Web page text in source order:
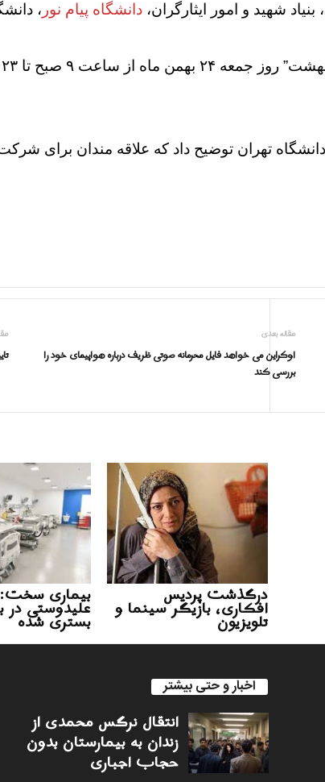
شهید و امور ایثارگران،دانشگاه پیام نور ،
۹ صبح تا ۲۳ برگزار می شود.
تهران توضيح داد كه علاقه مندان برای
مقاله بعدی
اوکراین می خواهد فایل محرمانه صوتی ظریف درباره هواپیمای خود را
بررسی کند
بیماری سخت:
علیدوستی در
بستری شده
درگذشت پردیس
افکاری، بازیگر سینما و
تلویزیون
اخبار و حتی بیشتر
انتقال نرگس محمدی از
زندان به بیمارستان بدون
حجاب اجباری